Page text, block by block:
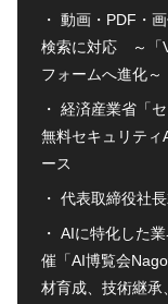
動画・PDF・
検索に対応 ～「
フォームへ進化～
経済産業省「
無料セキュリティ
ース
代表取締役社
AIに特化した
催「AI博覧会
材育成、技術継